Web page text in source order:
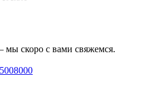
скоро с вами свяжемся.